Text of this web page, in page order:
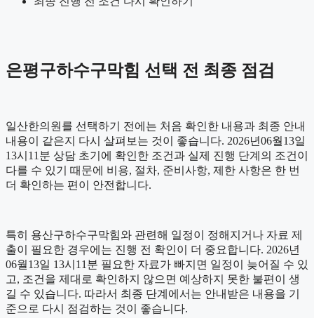
은평구하수구막힘 선택 전 최종 점검
일산한의원를 선택하기 전에는 처음 확인한 내용과 최종 안내
내용이 같은지 다시 살펴보는 것이 좋습니다. 2026년06월13일
13시11분 상담 초기에 확인한 조건과 실제 진행 단계의 조건이
다를 수 있기 때문에 비용, 절차, 준비사항, 제한 사항은 한 번
더 확인하는 편이 안전합니다.
특히 용산구하수구막힘와 관련해 일정이 정해지거나 자료 제
출이 필요한 경우에는 진행 전 확인이 더 중요합니다. 2026년
06월13일 13시11분 필요한 자료가 빠지면 일정이 늦어질 수 있
고, 조건을 제대로 확인하지 않으면 예상하지 못한 불편이 생
길 수 있습니다. 따라서 최종 단계에서는 안내받은 내용을 기
준으로 다시 점검하는 것이 좋습니다.